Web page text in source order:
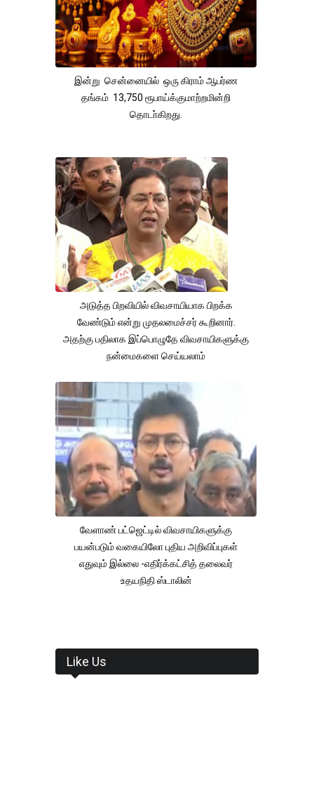
இன்று சென்னையில் ஒரு கிராம் ஆபர்ண
தங்கம் 13,750 ரூபாய்க்குமாற்றமின்றி
தொடா்கிறது.
அடுத்த பிறவியில் விவசாயியாக பிறக்க
வேண்டும் என்று முதலமைச்சர் கூறினார்.
அதற்கு பதிலாக இப்பொழுதே விவசாயிகளுக்கு
நன்மைகளை செய்யலாம்
வேளாண் பட்ஜெட்டில் விவசாயிகளுக்கு
பயன்படும் வகையிலோ புதிய அறிவிப்புகள்
எதுவும் இல்லை -எதிர்க்கட்சித் தலைவர்
உதயநிதி ஸ்டாலின்
Like Us